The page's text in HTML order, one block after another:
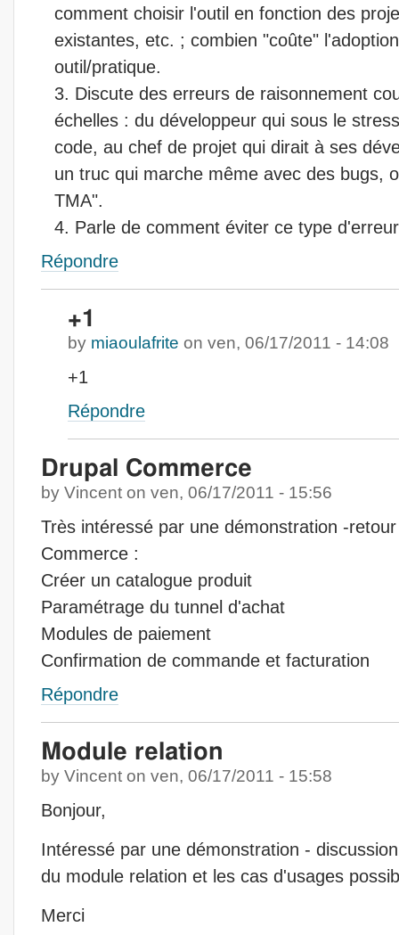
comment choisir l'outil en fonction des
existantes, etc. ; combien "coûte"
outil/pratique.
Discute des erreurs de raisonnement
échelles : du développeur qui sous le
code, au chef de projet qui dirait à ses
un truc qui marche même avec des bugs,
TMA".
Parle de comment éviter ce type
Répondre
+1
by miaoulafrite on ven, 06/17/2011 - 14:08
+1
Répondre
Drupal Commerce
by Vincent on ven, 06/17/2011 - 15:56
Très intéressé par une démonstration -
Commerce :
Créer un catalogue produit
Paramétrage du tunnel d'achat
Modules de paiement
Confirmation de commande et facturation
Répondre
Module relation
by Vincent on ven, 06/17/2011 - 15:58
Bonjour,
Intéressé par une démonstration -
du module relation et les cas d'usages
Merci